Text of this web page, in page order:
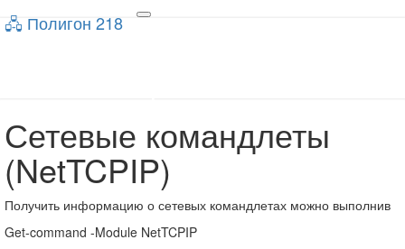
Toggle
🖧 Полигон 218
🖧 Полигон 218
Сетевые
командлеты
(NetTCPIP)
Сетевые командлеты
(NetTCPIP)
Получить информацию о сетевых командлетах можно выполнив
Get-command -Module NetTCPIP